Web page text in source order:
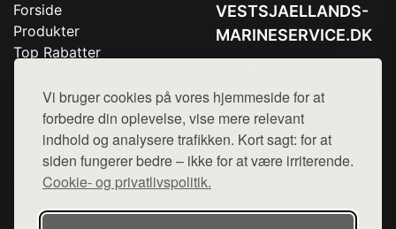
Vi bruger cookies på vores hjemmeside for at
forbedre din oplevelse, vise mere relevant
indhold og analysere trafikken. Kort sagt: for at
siden fungerer bedre – ikke for at være irriterende.
Cookie- og privatlivspolitik.
Forside
Produkter
Top Rabatter
Kontakt
VESTSJAELLANDS-
MARINESERVICE.DK
Mail:hej@want.dk
Cookie- og privatlivspolitik
Denne side er en del af want.dk, der udgiver en række